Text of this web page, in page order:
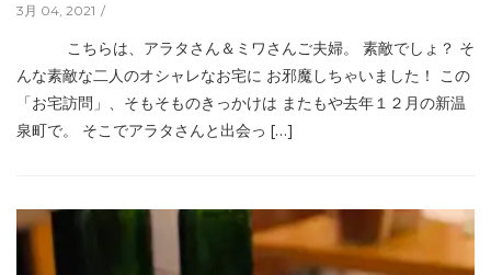
3月 04, 2021
こちらは、アラタさん＆ミワさんご夫婦。 素敵でしょ？ そ
んな素敵な二人のオシャレなお宅に お邪魔しちゃいました！ この
「お宅訪問」、そもそものきっかけは またもや去年１２月の新温
泉町で。 そこでアラタさんと出会っ […]